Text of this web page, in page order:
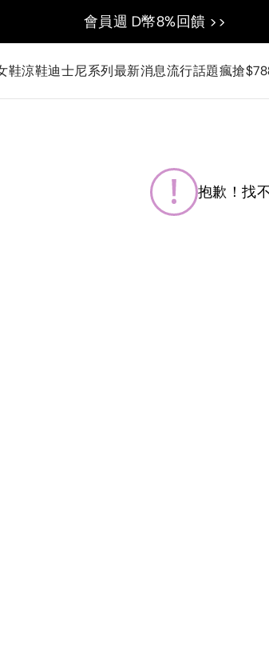
會員週 D幣8%回饋 >>
鞋涼鞋迪士尼系列最新消息流行話題瘋搶
抱歉！找